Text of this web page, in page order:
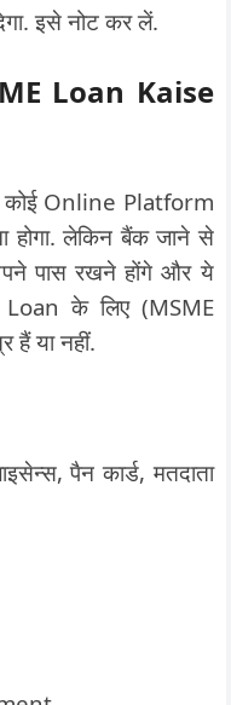
इसे नोट कर लें.
Loan Kaise
कोई Online Platform
होगा. लेकिन बैंक जाने से
पास रखने होंगे और ये
के लिए (MSME
या नहीं.
पैन कार्ड, मतदाता